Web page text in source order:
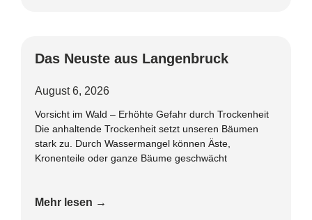
Das Neuste aus Langenbruck
August 6, 2026
Vorsicht im Wald – Erhöhte Gefahr durch Trockenheit
Die anhaltende Trockenheit setzt unseren Bäumen
stark zu. Durch Wassermangel können Äste,
Kronenteile oder ganze Bäume geschwächt
Mehr lesen →